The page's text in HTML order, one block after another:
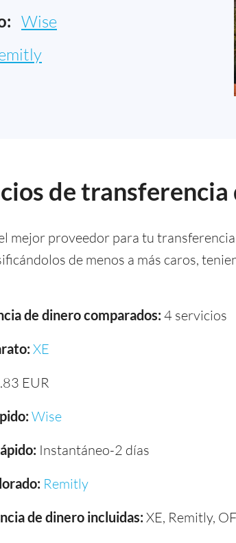
Wise
de
mejor proveedor para tu
de menos a más caros,
de dinero comparados: 4 servicios
XE
EUR
Wise
Instantáneo-2 días
Remitly
de dinero incluidas: XE, Remitly,